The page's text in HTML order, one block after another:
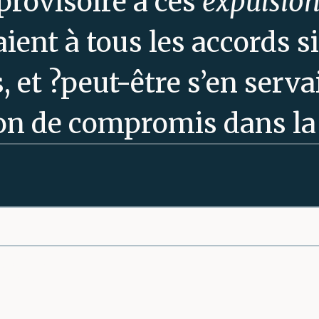
à tous les accords
et ?peut-être s’en
de compromis dans
Russes et les
le Monopoly du
?Mais où mettre les